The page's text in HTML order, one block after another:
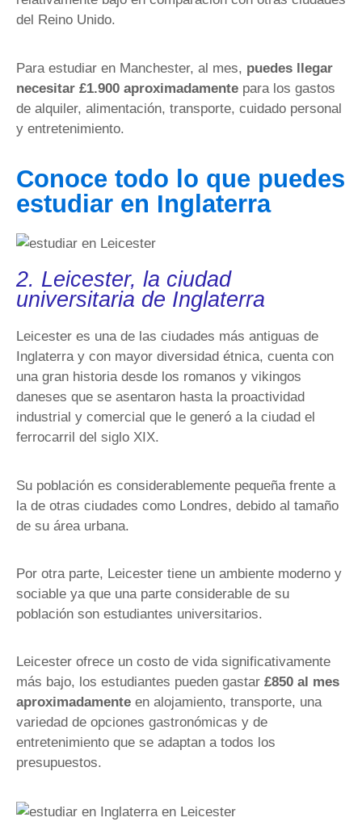
del Reino Unido.
Para estudiar en Manchester, al mes, puedes llegar
necesitar £1.900 aproximadamente para los gastos
de alquiler, alimentación, transporte, cuidado personal
y entretenimiento.
Conoce todo lo que puedes
estudiar en Inglaterra
2. Leicester, la ciudad
universitaria de Inglaterra
Leicester es una de las ciudades más antiguas de
Inglaterra y con mayor diversidad étnica, cuenta con
una gran historia desde los romanos y vikingos
daneses que se asentaron hasta la proactividad
industrial y comercial que le generó a la ciudad el
ferrocarril del siglo XIX.
Su población es considerablemente pequeña frente a
la de otras ciudades como Londres, debido al tamaño
de su área urbana.
Por otra parte, Leicester tiene un ambiente moderno y
sociable ya que una parte considerable de su
población son estudiantes universitarios.
Leicester ofrece un costo de vida significativamente
más bajo, los estudiantes pueden gastar £850 al mes
aproximadamente en alojamiento, transporte, una
variedad de opciones gastronómicas y de
entretenimiento que se adaptan a todos los
presupuestos.